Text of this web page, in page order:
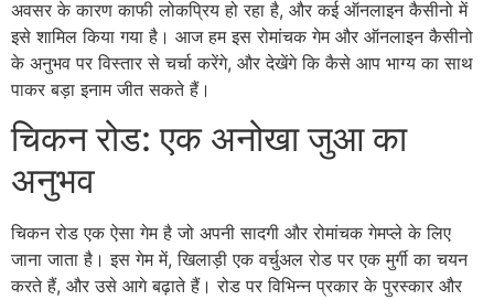
अवसर के कारण काफी लोकप्रिय हो रहा है, और कई ऑनलाइन कैसीनो में
इसे शामिल किया गया है। आज हम इस रोमांचक गेम और ऑनलाइन कैसीनो
के अनुभव पर विस्तार से चर्चा करेंगे, और देखेंगे कि कैसे आप भाग्य का साथ
पाकर बड़ा इनाम जीत सकते हैं।
चिकन रोड: एक अनोखा जुआ का
अनुभव
चिकन रोड एक ऐसा गेम है जो अपनी सादगी और रोमांचक गेमप्ले के लिए
जाना जाता है। इस गेम में, खिलाड़ी एक वर्चुअल रोड पर एक मुर्गी का चयन
करते हैं, और उसे आगे बढ़ाते हैं। रोड पर विभिन्न प्रकार के पुरस्कार और